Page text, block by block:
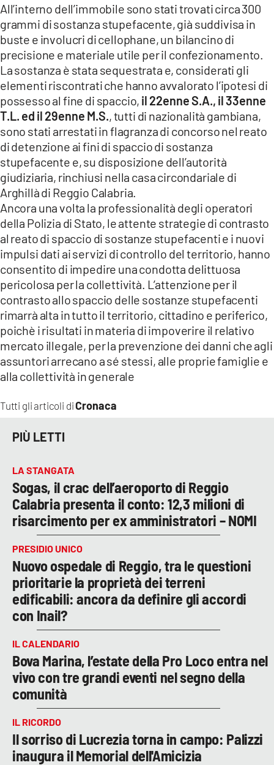
APPLE
Tutti gli articoli diCronaca
All’interno dell’immobile sono stati trovati circa 300
grammi di sostanza stupefacente, già suddivisa in
buste e involucri di cellophane, un bilancino di
precisione e materiale utile per il confezionamento.
La sostanza è stata sequestrata e, considerati gli
elementi riscontrati che hanno avvalorato l’ipotesi di
possesso al fine di spaccio, il 22enne S.A., il 33enne
T.L. ed il 29enne M.S., tutti di nazionalità gambiana,
sono stati arrestati in flagranza di concorso nel reato
di detenzione ai fini di spaccio di sostanza
stupefacente e, su disposizione dell’autorità
giudiziaria, rinchiusi nella casa circondariale di
Arghillà di Reggio Calabria.
Ancora una volta la professionalità degli operatori
della Polizia di Stato, le attente strategie di contrasto
al reato di spaccio di sostanze stupefacenti e i nuovi
impulsi dati ai servizi di controllo del territorio, hanno
consentito di impedire una condotta delittuosa
pericolosa per la collettività. L’attenzione per il
contrasto allo spaccio delle sostanze stupefacenti
rimarrà alta in tutto il territorio, cittadino e periferico,
poichè i risultati in materia di impoverire il relativo
mercato illegale, per la prevenzione dei danni che agli
assuntori arrecano a sé stessi, alle proprie famiglie e
alla collettività in generale
PIÙ LETTI
LA STANGATA
Sogas, il crac dell’aeroporto di Reggio
Calabria presenta il conto: 12,3 milioni di
risarcimento per ex amministratori – NOMI
PRESIDIO UNICO
Nuovo ospedale di Reggio, tra le questioni
prioritarie la proprietà dei terreni
edificabili: ancora da definire gli accordi
con Inail?
IL CALENDARIO
Bova Marina, l’estate della Pro Loco entra nel
vivo con tre grandi eventi nel segno della
comunità
IL RICORDO
Il sorriso di Lucrezia torna in campo: Palizzi
inaugura il Memorial dell'Amicizia